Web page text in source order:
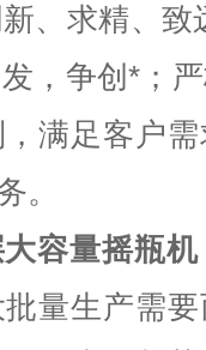
、求精、
，争创*；
满足客户
。
容量摇瓶机
量生产需